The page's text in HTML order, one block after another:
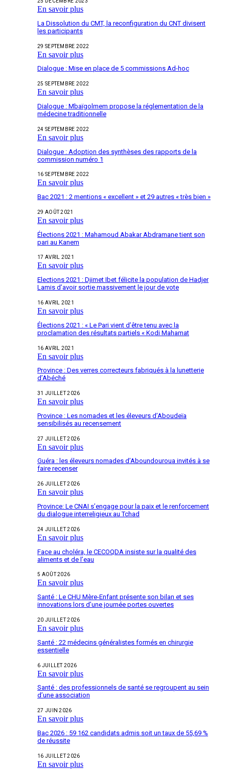
En savoir plus
La Dissolution du CMT, la reconfiguration du CNT divisent
les participants
29 SEPTEMBRE 2022
En savoir plus
Dialogue : Mise en place de 5 commissions Ad-hoc
25 SEPTEMBRE 2022
En savoir plus
Dialogue : Mbaïgolmem propose la réglementation de la
médecine traditionnelle
24 SEPTEMBRE 2022
En savoir plus
Dialogue : Adoption des synthèses des rapports de la
commission numéro 1
16 SEPTEMBRE 2022
En savoir plus
Bac 2021 : 2 mentions « excellent » et 29 autres « très bien »
29 AOÛT 2021
En savoir plus
Élections 2021 : Mahamoud Abakar Abdramane tient son
pari au Kanem
17 AVRIL 2021
En savoir plus
Elections 2021 : Djimet Ibet félicite la population de Hadjer
Lamis d’avoir sortie massivement le jour de vote
16 AVRIL 2021
En savoir plus
Élections 2021 : « Le Pari vient d’être tenu avec la
proclamation des résultats partiels « Kodi Mahamat
16 AVRIL 2021
En savoir plus
Province : Des verres correcteurs fabriqués à la lunetterie
d’Abéché
31 JUILLET 2026
En savoir plus
Province : Les nomades et les éleveurs d’Aboudeïa
sensibilisés au recensement
27 JUILLET 2026
En savoir plus
Guéra : les éleveurs nomades d’Aboundouroua invités à se
faire recenser
26 JUILLET 2026
En savoir plus
Province: Le CNAI s’engage pour la paix et le renforcement
du dialogue interreligieux au Tchad
24 JUILLET 2026
En savoir plus
Face au choléra, le CECOQDA insiste sur la qualité des
aliments et de l’eau
5 AOÛT 2026
En savoir plus
Santé : Le CHU Mère-Enfant présente son bilan et ses
innovations lors d’une journée portes ouvertes
20 JUILLET 2026
En savoir plus
Santé : 22 médecins généralistes formés en chirurgie
essentielle
6 JUILLET 2026
En savoir plus
Santé : des professionnels de santé se regroupent au sein
d’une association
27 JUIN 2026
En savoir plus
Bac 2026 : 59 162 candidats admis soit un taux de 55,69 %
de réussite
16 JUILLET 2026
En savoir plus